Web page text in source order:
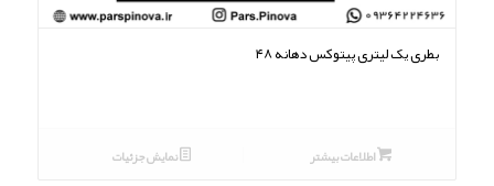
بطری یک لیتری پیتوکس دهانه ۴۸
اطلاعات بیشتر نمایش جزئیات